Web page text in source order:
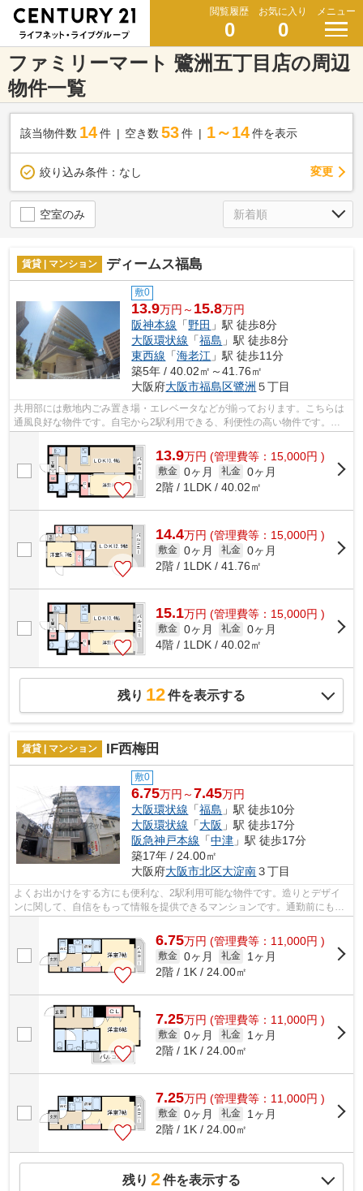
閲覧履歴
0
お気に入り
0
メニュー
ファミリーマート 鷺洲五丁目店の周辺
物件一覧
該当物件数 14件 空き数 53 件 1～14 件を表示
絞り込み条件： なし 変更
空室のみ
賃貸 | マンション ディームス福島
敷0
13.9万円～ 15.8万円
阪神本線 「野田 」駅 徒歩8分
大阪環状線 「福島 」駅 徒歩8分
東西線 「海老江 」駅 徒歩11分
築5年 / 40.02㎡～41.76㎡
大阪府大阪市福島区鷺洲 ５丁目
共用部には敷地内ごみ置き場・エレベータなどが揃っております。こちらは
通風良好な物件です。自宅から2駅利用できる、利便性の高い物件です。造
13.9万円 (管理費等：15,000円 )
敷金 0ヶ月 礼金 0ヶ月
2階 / 1LDK / 40.02㎡
14.4万円 (管理費等：15,000円 )
敷金 0ヶ月 礼金 0ヶ月
2階 / 1LDK / 41.76㎡
15.1万円 (管理費等：15,000円 )
敷金 0ヶ月 礼金 0ヶ月
4階 / 1LDK / 40.02㎡
残り 12件を表示する
賃貸 | マンション IF西梅田
敷0
6.75万円～7.45万円
大阪環状線 「福島 」駅 徒歩10分
大阪環状線 「大阪 」駅 徒歩17分
阪急神戸本線 「中津 」駅 徒歩17分
築17年 / 24.00㎡
大阪府大阪市北区大淀南３丁目
よくお出かけをする方にも便利な、2駅利用可能な物件です。造りとデザイ
ンに関して、自信をもって情報を提供できるマンションです。通勤前にも簡
6.75万円 (管理費等：11,000円 )
敷金 0ヶ月 礼金
1ヶ月
2階 / 1K / 24.00㎡
7.25万円 (管理費等：11,000円 )
敷金 0ヶ月 礼金
1ヶ月
2階 / 1K / 24.00㎡
7.25万円 (管理費等：11,000円 )
敷金 0ヶ月 礼金
1ヶ月
2階 / 1K / 24.00㎡
残り 2件を表示する